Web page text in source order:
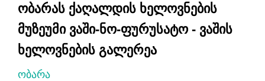
ობარას ქაღალდის ხელოვნების
მუზეუმი ვაში-ნო-ფურუსატო - ვაშის
ხელოვნების გალერეა
ობარა